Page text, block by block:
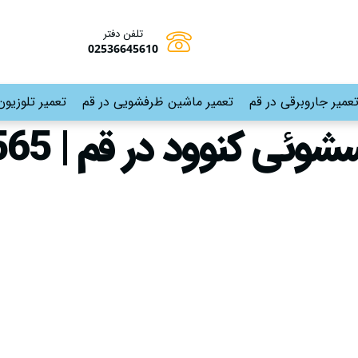
تلفن دفتر
02536645610
تعمیر جاروبرقی در قم تعمیر ماشین ظرفشویی در قم تعمیر
در قم | 09191530565